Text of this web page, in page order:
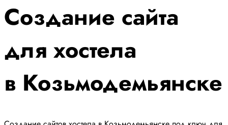
Создание сайта
для хостела
в Козьмодемьянске